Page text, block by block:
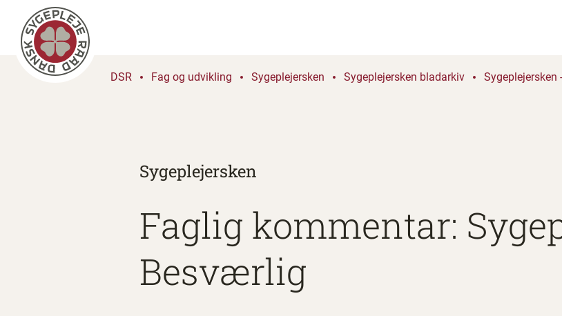
DSR Fag og udvikling Sygeplejersken Sygeplejersken bladarkiv Sygeplejersken
Sygeplejersken
Faglig kommentar:
Besværlig